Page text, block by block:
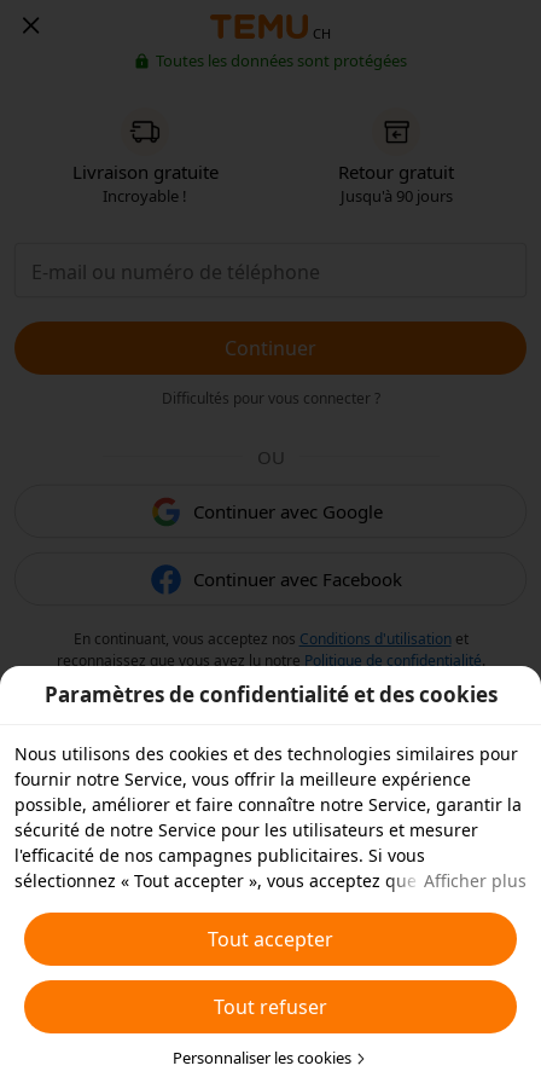
CH
Toutes les données sont protégées
Livraison gratuite
Incroyable !
Retour gratuit
Jusqu'à 90 jours
Continuer
Difficultés pour vous connecter ?
OU
Continuer avec Google
Continuer avec Facebook
En continuant, vous acceptez nos Conditions d'utilisation et
reconnaissez que vous avez lu notre Politique de confidentialité.
Paramètres de confidentialité et des cookies
Nous utilisons des cookies et des technologies similaires pour
fournir notre Service, vous offrir la meilleure expérience
possible, améliorer et faire connaître notre Service, garantir la
sécurité de notre Service pour les utilisateurs et mesurer
l'efficacité de nos campagnes publicitaires. Si vous
sélectionnez « Tout accepter », vous acceptez que nous et nos
similaires sur votre appareil à des fins publicitaires. Vous
pouvez aussi « rejeter tous » les cookies non essentiels ou
choisir les types de cookies que vous souhaitez accepter ou
rejeter à tout moment dans vos paramètres de confidentialité
ou en cliquant sur « Personnaliser les cookies » ci-dessous.
Pour plus de détails, consultez notrePolitique relative aux
Afficher plus
Tout accepter
Tout refuser
Personnaliser les cookies